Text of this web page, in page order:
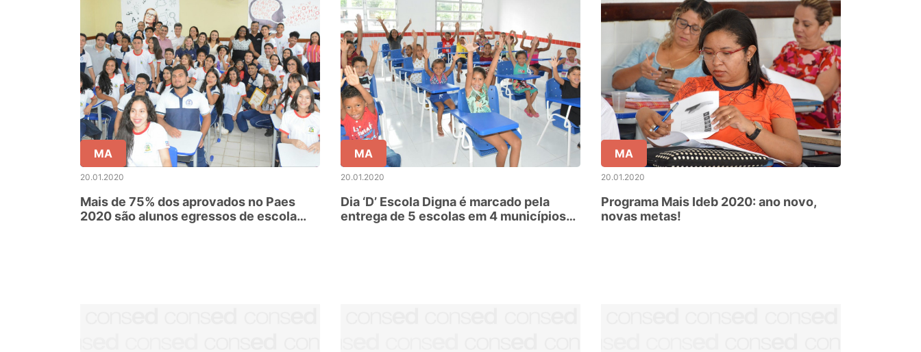
MA
20.01.2020
Mais de 75% dos aprovados no Paes
2020 são alunos egressos de escola
MA
20.01.2020
Dia ‘D’ Escola Digna é marcado pela
entrega de 5 escolas em 4 municípios
MA
20.01.2020
Programa Mais Ideb 2020: ano novo,
novas metas!